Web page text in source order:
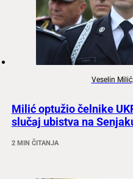
Veselin
Milić optužio čelnike
slučaj ubistva na
2 MIN ČITANJA